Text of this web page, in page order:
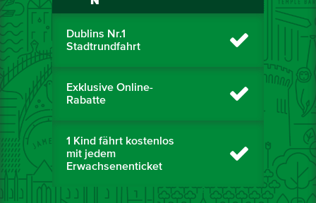
Dublins Nr.1
Stadtrundfahrt
Exklusive Online-
Rabatte
1 Kind fährt kostenlos
mit jedem
Erwachsenenticket